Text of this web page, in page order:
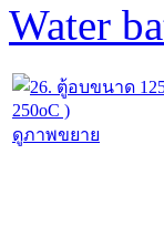
Water
ดูภาพขยาย